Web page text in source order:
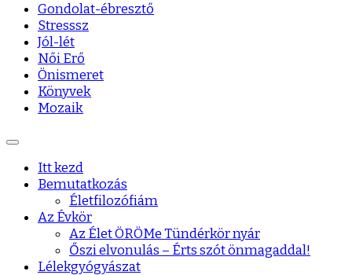
Gondolat-ébresztő
Stresssz
Jól-lét
Női Erő
Önismeret
Könyvek
Mozaik
Itt kezd
Bemutatkozás
Életfilozófiám
Az Évkör
Az Élet ÖRÖMe Tündérkör nyár
Őszi elvonulás – Érts szót önmagaddal!
Lélekgyógyászat